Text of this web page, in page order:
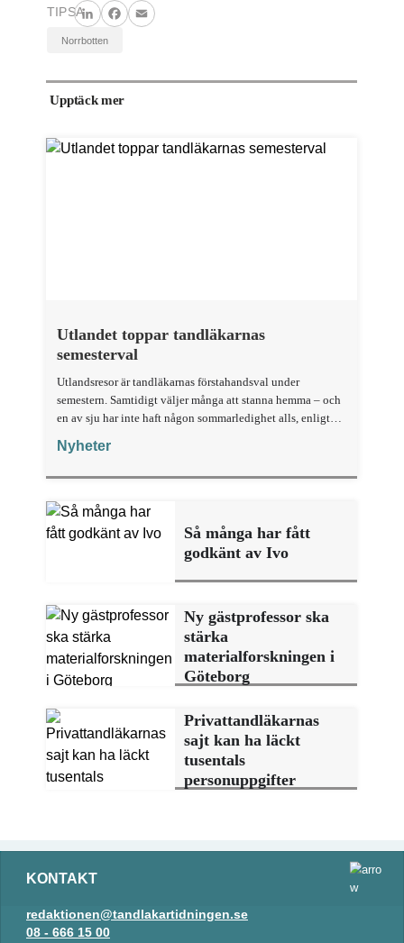
TIPSA
LinkedInFacebook
Email
Norrbotten
Upptäck mer
Utlandet toppar tandläkarnas
semesterval
Utlandsresor är tandläkarnas förstahandsval under
semestern. Samtidigt väljer många att stanna hemma – och
en av sju har inte haft någon sommarledighet alls, enligt
Nyheter
Så många har fått
godkänt av Ivo
Ny gästprofessor ska
stärka
materialforskningen i
Göteborg
Privattandläkarnas
sajt kan ha läckt
tusentals
personuppgifter
KONTAKT
redaktionen@tandlakartidningen.se
08 - 666 15 00